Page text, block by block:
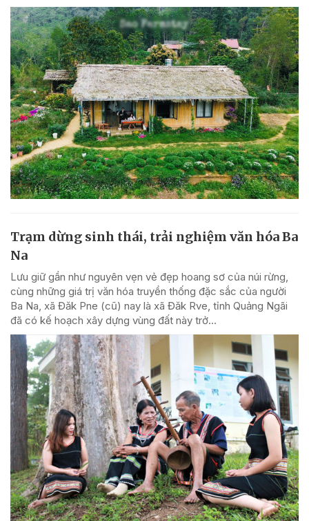
Trạm dừng sinh thái, trải nghiệm văn hóa Ba
Na
Lưu giữ gần như nguyên vẹn vẻ đẹp hoang sơ của núi rừng,
cùng những giá trị văn hóa truyền thống đặc sắc của người
Ba Na, xã Đăk Pne (cũ) nay là xã Đăk Rve, tỉnh Quảng Ngãi
đã có kế hoạch xây dựng vùng đất này trở...